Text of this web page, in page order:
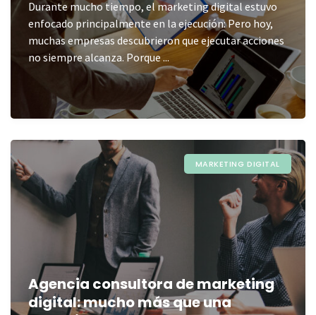
Durante mucho tiempo, el marketing digital estuvo
enfocado principalmente en la ejecución: Pero hoy,
muchas empresas descubrieron que ejecutar acciones
no siempre alcanza. Porque ...
MARKETING DIGITAL
Agencia consultora de marketing
digital: mucho más que una